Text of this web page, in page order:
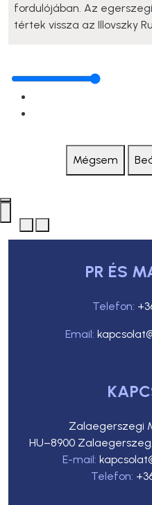
fordulójában. Az
tértek vissza az Illovszky
Mégsem
PR ÉS
Telefon:
Email:
Zalaegerszegi
HU–8900
E-mail:
Telefon: